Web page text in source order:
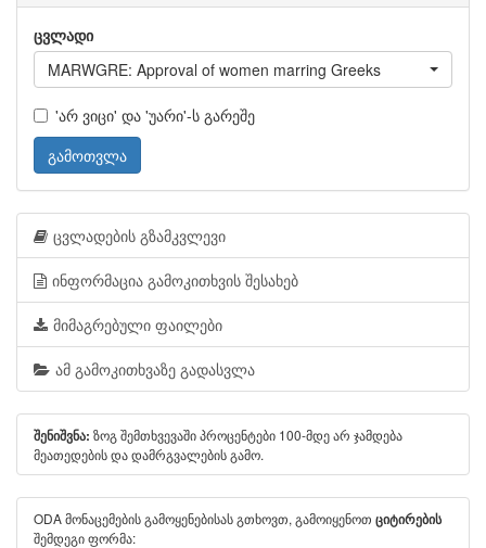
ცვლადი
MARWGRE: Approval of women marring Greeks
'არ ვიცი' და 'უარი'-ს გარეშე
გამოთვლა
ცვლადების გზამკვლევი
ინფორმაცია გამოკითხვის შესახებ
მიმაგრებული ფაილები
ამ გამოკითხვაზე გადასვლა
შენიშვნა: ზოგ შემთხვევაში პროცენტები 100-მდე არ ჯამდება
მეათედების და დამრგვალების გამო.
ODA მონაცემების გამოყენებისას გთხოვთ, გამოიყენოთ ციტირების
შემდეგი ფორმა: